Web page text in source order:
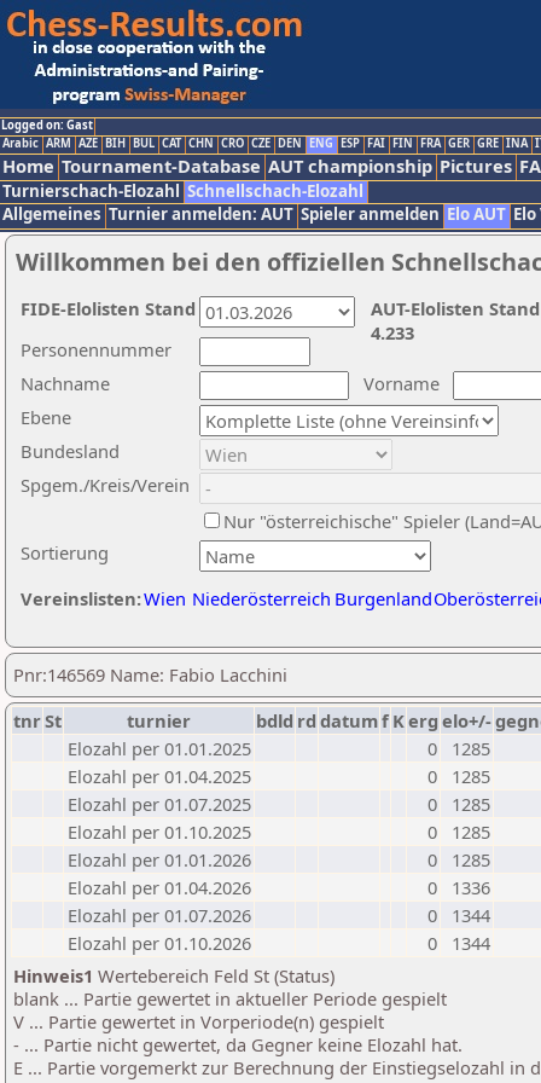
Logged on: Gast
Arabic ARM AZE BIH BUL CAT CHN CRO CZE DEN ENG ESP FAI FIN FRA GER GRE INA
Home Tournament-Database AUT championship Pictures
Turnierschach-Elozahl Schnellschach-Elozahl
Allgemeines Turnier anmelden: AUT Spieler anmelden Elo AUT
Willkommen bei den offiziellen
Nachname
Vorname
Ebene
Sortierung
Personennummer
Bundesland
Spgem./Kreis/Verein
Nur "österreichische" Spieler
Vereinslisten:Wien Niederösterreich Burgenland
AUT-Elolisten
4.233
FIDE-Elolisten Stand
Pnr:146569 Name: Fabio Lacchini
tnrSt turnier bdld rd datumf Kerg elo+/-
Elozahl per 01.01.2025
0
1285
Elozahl per 01.04.2025
0
1285
Elozahl per 01.07.2025
0
1285
Elozahl per 01.10.2025
0
1285
Elozahl per 01.01.2026
0
1285
Elozahl per 01.04.2026
0
1336
Elozahl per 01.07.2026
0
1344
Elozahl per 01.10.2026
0
1344
Hinweis1 Wertebereich Feld St (Status)
blank ... Partie gewertet in aktueller Periode gespielt
V ... Partie gewertet in Vorperiode(n) gespielt
- ... Partie nicht gewertet, da Gegner keine Elozahl hat.
E ... Partie vorgemerkt zur Berechnung der Einstiegselozahl in